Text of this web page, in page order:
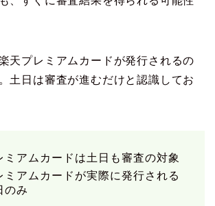
天プレミアムカードが発行されるの
土日は審査が進むだけと認識してお
ミアムカードは土日も審査の対象
ミアムカードが実際に発行される
のみ